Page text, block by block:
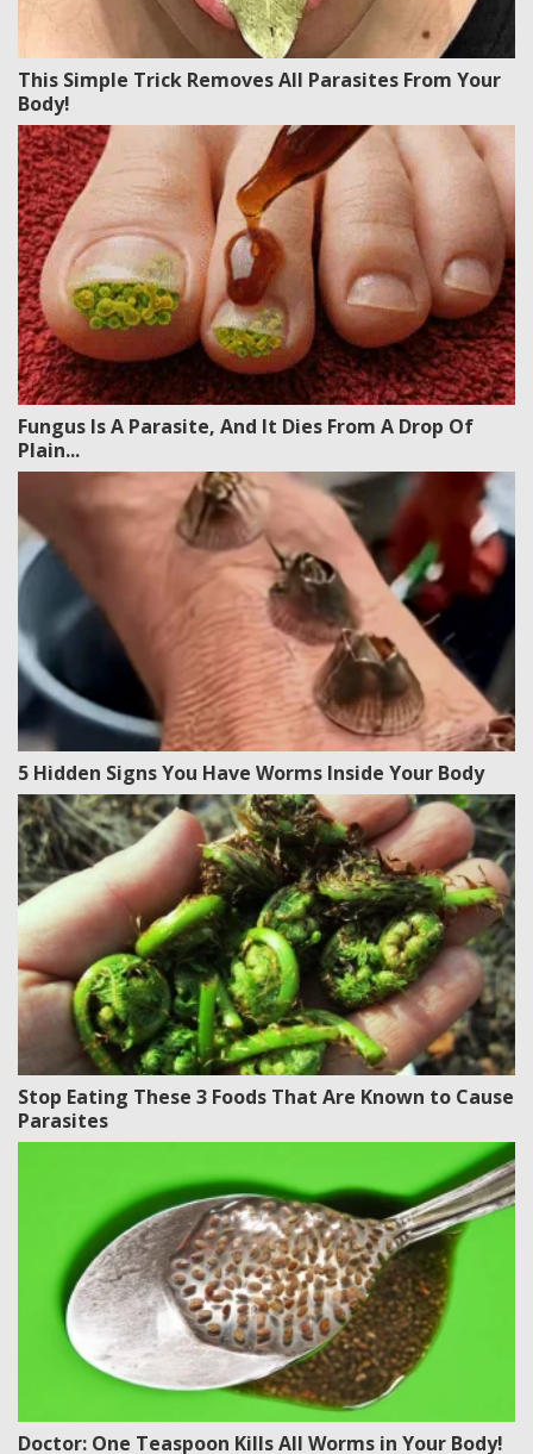
This Simple Trick Removes All Parasites From Your
Body!
Fungus Is A Parasite, And It Dies From A Drop Of
Plain...
5 Hidden Signs You Have Worms Inside Your Body
Stop Eating These 3 Foods That Are Known to Cause
Parasites
Doctor: One Teaspoon Kills All Worms in Your Body!